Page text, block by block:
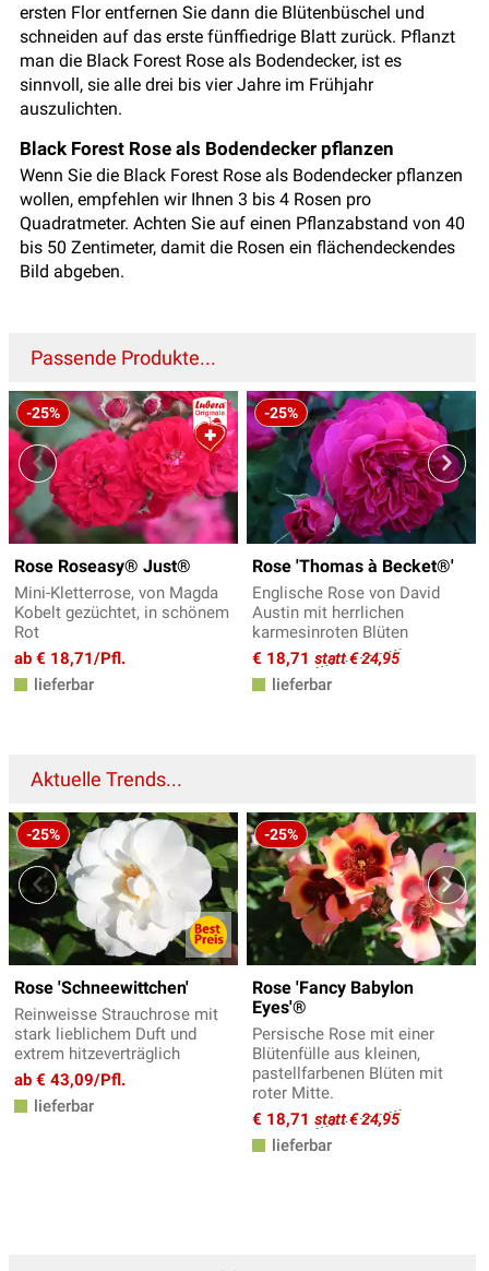
ersten Flor entfernen Sie dann die Blütenbüschel und
schneiden auf das erste fünffiedrige Blatt zurück. Pflanzt
man die Black Forest Rose als Bodendecker, ist es
sinnvoll, sie alle drei bis vier Jahre im Frühjahr
auszulichten.
Black Forest Rose als Bodendecker pflanzen
Wenn Sie die Black Forest Rose als Bodendecker pflanzen
wollen, empfehlen wir Ihnen 3 bis 4 Rosen pro
Quadratmeter. Achten Sie auf einen Pflanzabstand von 40
bis 50 Zentimeter, damit die Rosen ein flächendeckendes
Bild abgeben.
Passende Produkte...
-25%
Rose Roseasy® Just®
Mini-Kletterrose, von Magda
Kobelt gezüchtet, in schönem
Rot
ab € 18,71/Pfl.
lieferbar
-25%
Rose 'Thomas à Becket®'
Englische Rose von David
Austin mit herrlichen
karmesinroten Blüten
€ 18,71 statt € 24,95
lieferbar
Aktuelle Trends...
-25%
Rose 'Schneewittchen'
Reinweisse Strauchrose mit
stark lieblichem Duft und
extrem hitzeverträglich
ab € 43,09/Pfl.
lieferbar
-25%
Rose 'Fancy Babylon
Eyes'®
Persische Rose mit einer
Blütenfülle aus kleinen,
pastellfarbenen Blüten mit
roter Mitte.
€ 18,71 statt € 24,95
lieferbar